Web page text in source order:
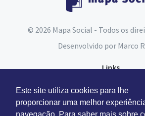
Este site utiliza cookies para lhe
proporcionar uma melhor
© 2026 Mapa Social - Todos os
Desenvolvido por Marco
Links
Carta Social